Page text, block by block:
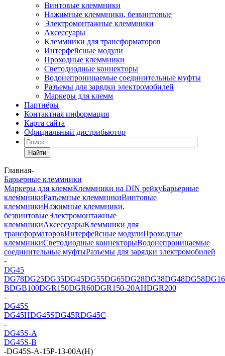
Винтовые клеммники
Нажимные клеммники, безвинтовые
Электромонтажные клеммники
Аксессуары
Клеммники для трансформаторов
Интерфейсные модули
Проходные клеммники
Светодиодные коннекторы
Водонепроницаемые соединительные муфты
Разъемы для зарядки электромобилей
Маркеры для клемм
Партнёры
Контактная информация
Карта сайта
Официальный дистрибьютор
Найти
Главная-
Барьерные клеммники
Маркеры для клеммКлеммники на DIN рейкуБарьерные
клеммникиРазъемные клеммникиВинтовые
клеммникиНажимные клеммники,
безвинтовыеЭлектромонтажные
клеммникиАксессуарыКлеммники для
трансформаторовИнтерфейсные модулиПроходные
клеммникиСветодиодные коннекторыВодонепроницаемые
соединительные муфтыРазъемы для зарядки электромобилей
-
DG45
DG78DG25DG35DG45DG55DG65DG28DG38DG48DG58DG16
BDGB100DGR150DGR60DGR150-20AHDGR200
-
DG45S
DG45HDG45SDG45RDG45C
-
DG45S-A
DG45S-B
-DG45S-A-15P-13-00A(H)